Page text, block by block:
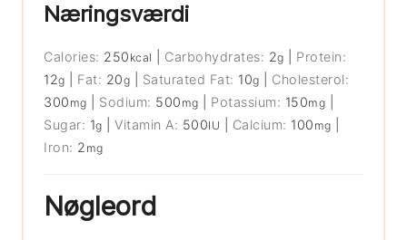
Næringsværdi
Calories: 250 kcal Carbohydrates: 2g
Protein:
12g Fat: 20g Saturated Fat: 10g
Cholesterol:
300 mg Sodium: 500 mg Potassium: 150mg
Sugar: 1g |Vitamin A: 500IU Calcium: 100 mg
Iron: 2 mg
Nøgleord